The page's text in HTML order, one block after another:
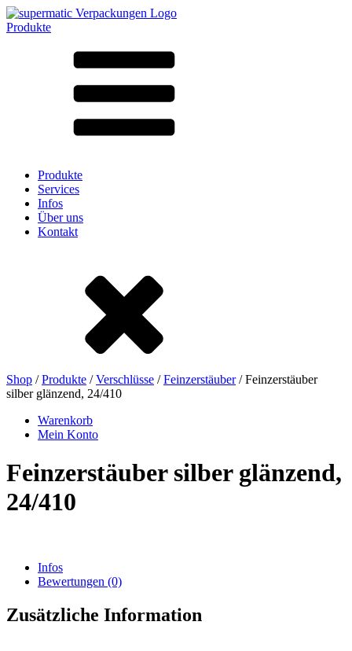
Produkte
Nach Material
LD-PE
Steinzeug
Beutel und Bag-in-Box
Chemikalien(267)
Dosen(73)
Produkte
Services
Infos
Über uns
Kontakt
Shop /Produkte /Verschlüsse /Feinzerstäuber/ Feinzerstäuber
silber glänzend, 24/410
Warenkorb
Mein Konto
Feinzerstäuber silber glänzend,
24/410
Infos
Bewertungen (0)
Zusätzliche Information